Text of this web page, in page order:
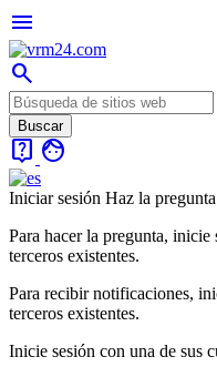
menu
search
live_help face
Iniciar sesión Haz la pregunta
Para hacer la pregunta, inicie
terceros existentes.
Para recibir notificaciones,
terceros existentes.
Inicie sesión con una de sus